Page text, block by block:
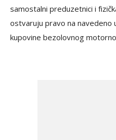
samostalni preduzetnici i
ostvaruju pravo na navedeno
kupovine bezolovnog